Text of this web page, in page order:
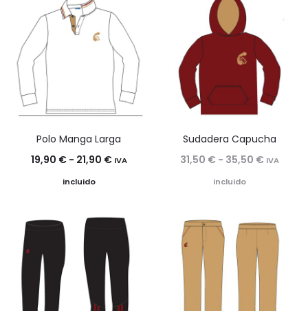
32,00 €
hasta
36,00 €
18,90 €
hasta
20,90 €
Polo Manga Larga
19,90 € - 21,90 €Rango
desde
19,90 €
hasta
21,90 €
IVA
incluido
Sudadera Capucha
31,50 € - 35,50 €Rango
desde
31,50 €
hasta
35,50 €
IVA
incluido